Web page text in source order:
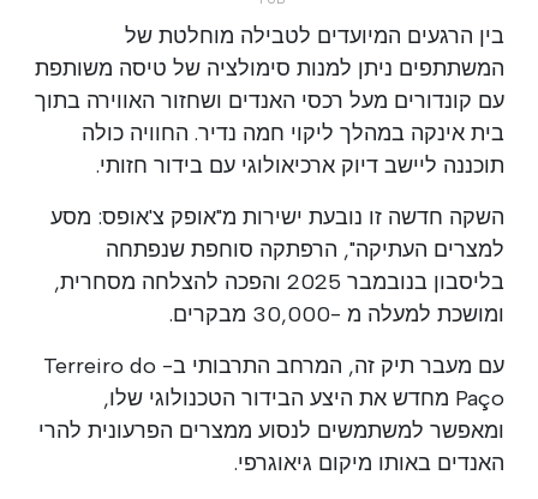
בין הרגעים המיועדים לטבילה מוחלטת של
המשתתפים ניתן למנות סימולציה של טיסה משותפת
עם קונדורים מעל רכסי האנדים ושחזור האווירה בתוך
בית אינקה במהלך ליקוי חמה נדיר. החוויה כולה
תוכננה ליישב דיוק ארכיאולוגי עם בידור חזותי.
השקה חדשה זו נובעת ישירות מ"אופק צ'אופס: מסע
למצרים העתיקה", הרפתקה סוחפת שנפתחה
בליסבון בנובמבר 2025 והפכה להצלחה מסחרית,
ומושכת למעלה מ -30,000 מבקרים.
עם מעבר תיק זה, המרחב התרבותי ב- Terreiro do
Paço מחדש את היצע הבידור הטכנולוגי שלו,
ומאפשר למשתמשים לנסוע ממצרים הפרעונית להרי
האנדים באותו מיקום גיאוגרפי.